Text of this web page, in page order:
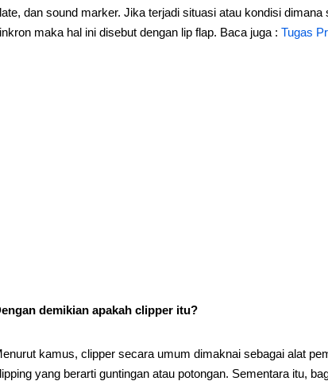
dan sound marker. Jika terjadi situasi atau kondisi
maka hal ini disebut dengan lip flap. Baca juga : Tugas
demikian apakah clipper itu?
kamus, clipper secara umum dimaknai sebagai alat
yang berarti guntingan atau potongan. Sementara itu,